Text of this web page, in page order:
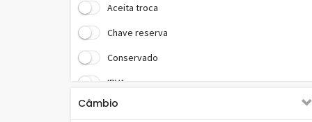
Ar condicionado digital - Carros
Ar quente - Carros
Banco com regulagem lombar - Carros
Banco motorista c/ reg. altura - Carros
Bancos dianteiros c/ reg. elétrica - Carros
Aceita troca
Chave reserva
Conservado
IPVA pago
Manual do fabricante
Câmbio